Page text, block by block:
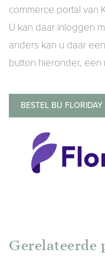
commerce portal van
U kan daar inloggen
anders kan u daar
button hieronder,
BESTEL BIJ FLORIDAY
Gerelateerde